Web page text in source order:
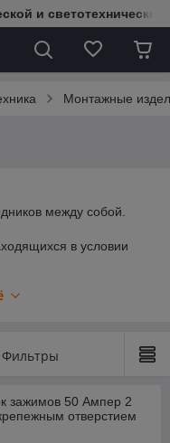
и
Монтажные
между собой.
в условии
контактной
монтажные
горению, не плавится
температурных
Фильтры
зажимов 50 Ампер 2
отверстием